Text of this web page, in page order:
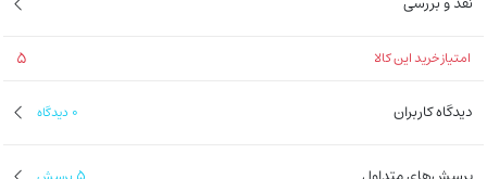
امتیاز خرید این کالا 5
دیدگاه کاربران 0 دیدگاه